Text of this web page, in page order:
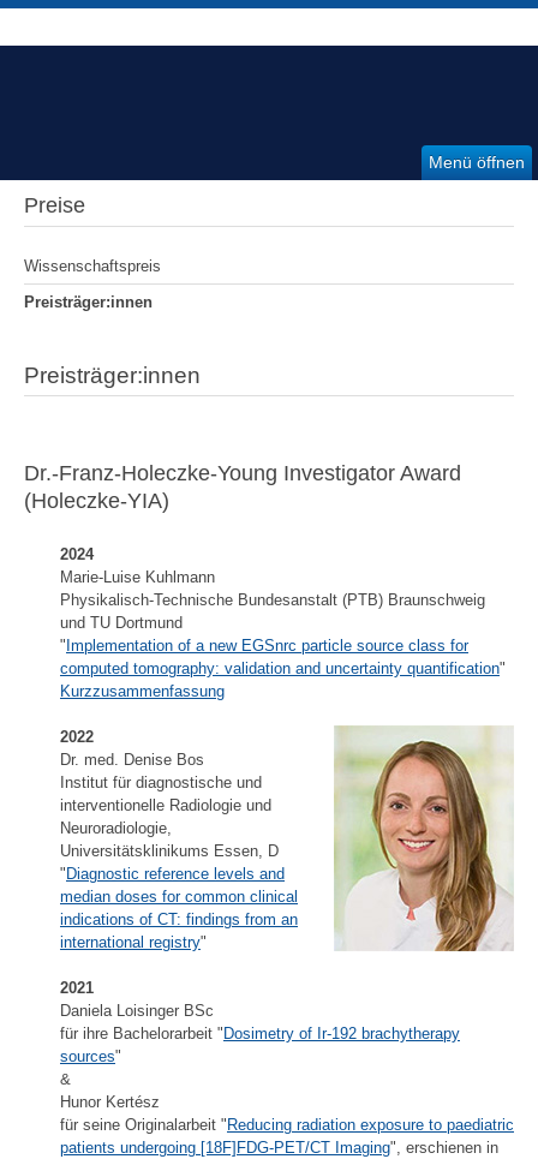
Menü öffnen
Preise
Wissenschaftspreis
Preisträger:innen
Preisträger:innen
Dr.-Franz-Holeczke-Young Investigator Award
(Holeczke-YIA)
2024
Marie-Luise Kuhlmann
Physikalisch-Technische Bundesanstalt (PTB) Braunschweig
und TU Dortmund
" Implementation of a new EGSnrc particle source class for
computed tomography: validation and uncertainty quantification"
Kurzzusammenfassung
2022
Dr. med. Denise Bos
Institut für diagnostische und
interventionelle Radiologie und
Neuroradiologie,
Universitätsklinikums Essen, D
" Diagnostic reference levels and
median doses for common clinical
indications of CT: findings from an
international registry"
2021
Daniela Loisinger BSc
für ihre Bachelorarbeit " Dosimetry of Ir-192 brachytherapy
sources"
&
Hunor Kertész
für seine Originalarbeit " Reducing radiation exposure to paediatric
patients undergoing [18F]FDG-PET/CT Imaging", erschienen in